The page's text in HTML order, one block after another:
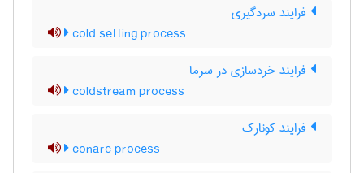
فرایند سردگیری
cold setting process
فرایند خردسازی در سرما
coldstream process
فرایند کونارک
conarc process